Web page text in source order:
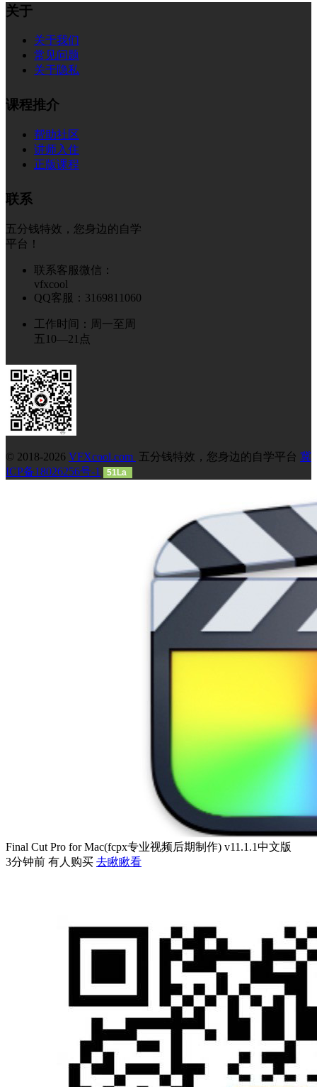
关于
关于我们
常见问题
关于隐私
课程推介
帮助社区
讲师入住
正版课程
联系
五分钱特效，您身边的自学
平台！
联系客服微信：
vfxcool
QQ客服：3169811060
工作时间：周一至周
五10—21点
© 2018-2026 VFXcool.com 五分钱特效，您身边的自学平台 冀
ICP备18026256号-1
51La
Final Cut Pro for Mac(fcpx专业视频后期制作) v11.1.1中文版
3分钟前 有人购买 去瞅瞅看